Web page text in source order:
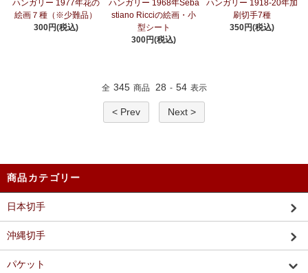
ハンガリー 1977年花の
絵画７種（※少難品）
300円(税込)
ハンガリー 1968年Seba
stiano Ricciの絵画・小
型シート
300円(税込)
ハンガリー 1918-20年加
刷切手7種
350円(税込)
全 345 商品 28 - 54 表示
< Prev Next >
商品カテゴリー
日本切手
沖縄切手
パケット